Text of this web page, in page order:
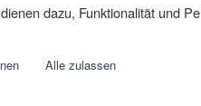
dazu, Funktionalität und
Alle zulassen